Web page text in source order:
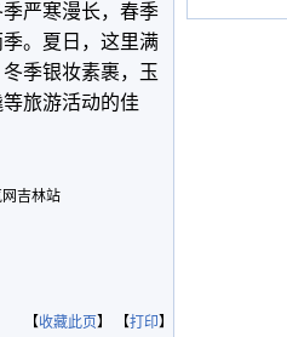
严寒漫长，春季
。夏日，这里满
季银妆素裹，玉
旅游活动的佳
吉林站
【收藏此页】 【打印】